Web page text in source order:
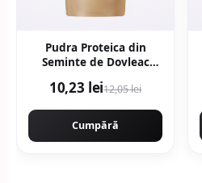
Pudra Proteica din
Seminte de Dovleac
10,23 lei12,05 lei
Cumpără